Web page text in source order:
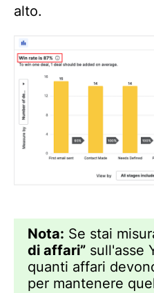
alto.
Nota: Se stai
di affari” sull'asse
quanti affari
per mantenere